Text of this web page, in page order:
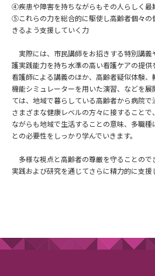
④疾患や障害を持ちながらもその人らしく最
⑤これらの力を総合的に駆使し高齢者個々の
きるよう支援していく力
実際には、市民講師をお招きする特別講
護実践能力を持ち水準の高い看護ケアの提
看護師による講義のほか、高齢者疑似体験
機能シミュレーターを用いた演習、などを
ては、地域で暮らしている高齢者から病院で
さまざまな健康レベルの方々に接すること
ながらも地域で生活することの意味、多職
との必要性をしっかり学んでいきます。
多様な視点と高齢者の尊厳を守ることので
実践および研究を通じてさらに精力的に支援